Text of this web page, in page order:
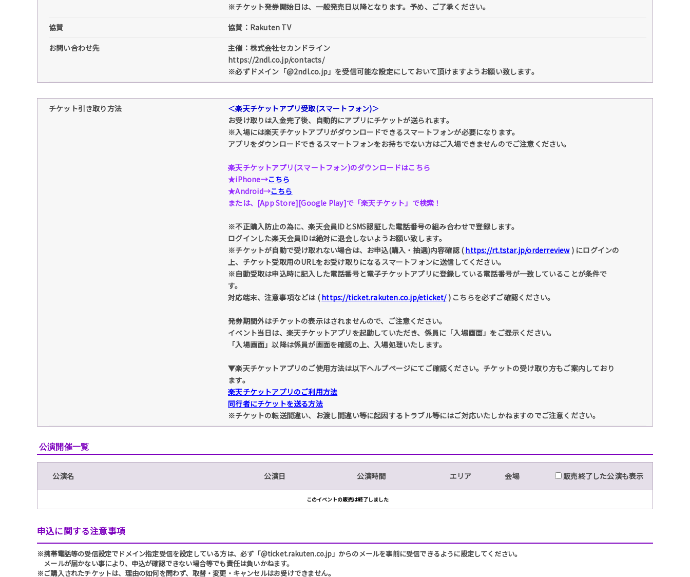
※チケット発券開始日は、一般発売日以降となります。予め、ご了承ください。
協賛
協賛：Rakuten TV
お問い合わせ先
主催：株式会社セカンドライン
https://2ndl.co.jp/contacts/
※必ずドメイン「@2ndl.co.jp」を受信可能な設定にしておいて頂けますようお願い致します。
チケット引き取り方法
＜楽天チケットアプリ受取(スマートフォン)＞
お受け取りは入金完了後、自動的にアプリにチケットが送られます。
※入場には楽天チケットアプリがダウンロードできるスマートフォンが必要になります。
アプリをダウンロードできるスマートフォンをお持ちでない方はご入場できませんのでご注意ください。
楽天チケットアプリ(スマートフォン)のダウンロードはこちら
★iPhone→こちら
★Android→こちら
または、[App Store][Google Play]で「楽天チケット」で検索！
※不正購入防止の為に、楽天会員IDとSMS認証した電話番号の組み合わせで登録します。
ログインした楽天会員IDは絶対に退会しないようお願い致します。
※チケットが自動で受け取れない場合は、お申込(購入・抽選)内容確認 (https://rt.tstar.jp/orderreview) にログインの
上、チケット受取用のURLをお受け取りになるスマートフォンに送信してください。
※自動受取は申込時に記入した電話番号と電子チケットアプリに登録している電話番号が一致していることが条件で
す。
対応端末、注意事項などは (https://ticket.rakuten.co.jp/eticket/) こちらを必ずご確認ください。
発券期間外はチケットの表示はされませんので、ご注意ください。
イベント当日は、楽天チケットアプリを起動していただき、係員に「入場画面」をご提示ください。
「入場画面」以降は係員が画面を確認の上、入場処理いたします。
▼楽天チケットアプリのご使用方法は以下ヘルプページにてご確認ください。チケットの受け取り方もご案内しており
ます。
楽天チケットアプリのご利用方法
同行者にチケットを送る方法
※チケットの転送間違い、お渡し間違い等に起因するトラブル等にはご対応いたしかねますのでご注意ください。
公演開催一覧
公演名 公演日 公演時間 エリア 会場 販売終了した公演も表示
このイベントの販売は終了しました
申込に関する注意事項
※携帯電話等の受信設定でドメイン指定受信を設定している方は、必ず「@ticket.rakuten.co.jp」からのメールを事前に受信できるように設定してください。
メールが届かない事により、申込が確認できない場合等でも責任は負いかねます。
※ご購入されたチケットは、理由の如何を問わず、取替・変更・キャンセルはお受けできません。